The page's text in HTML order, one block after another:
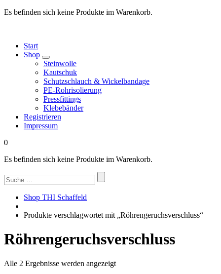
Es befinden sich keine Produkte im Warenkorb.
Start
Shop
Steinwolle
Kautschuk
Schutzschlauch & Wickelbandage
PE-Rohrisolierung
Pressfittings
Klebebänder
Registrieren
Impressum
0
Es befinden sich keine Produkte im Warenkorb.
Suchen
nach:
Shop THI Schaffeld
Produkte verschlagwortet mit „Röhrengeruchsverschluss“
Röhrengeruchsverschluss
Alle 2 Ergebnisse werden angezeigtNach